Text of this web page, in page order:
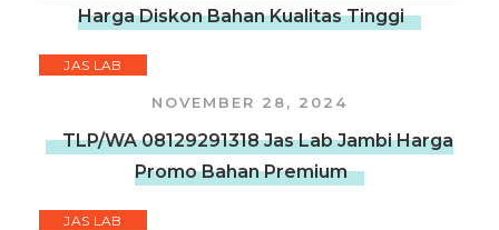
Harga Diskon Bahan Kualitas Tinggi
JAS LAB
NOVEMBER 28, 2024
TLP/WA 08129291318 Jas Lab Jambi Harga
Promo Bahan Premium
JAS LAB